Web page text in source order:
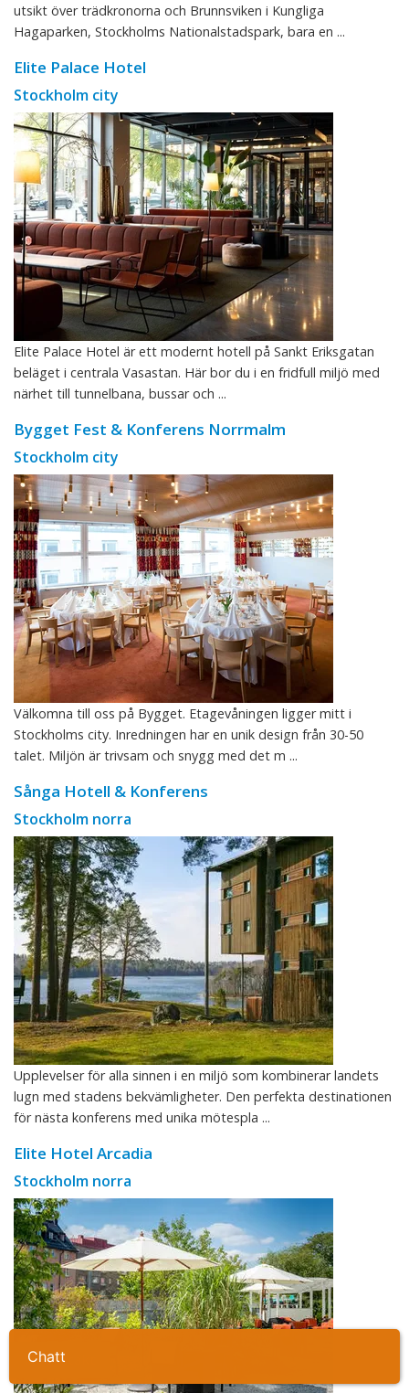
Ta kontakt
utsikt över trädkronorna och Brunnsviken i Kungliga
Hagaparken, Stockholms Nationalstadspark, bara en ...
Elite Palace Hotel
Stockholm city
Elite Palace Hotel är ett modernt hotell på Sankt Eriksgatan
beläget i centrala Vasastan. Här bor du i en fridfull miljö med
närhet till tunnelbana, bussar och ...
Bygget Fest & Konferens Norrmalm
Stockholm city
Välkomna till oss på Bygget. Etagevåningen ligger mitt i
Stockholms city. Inredningen har en unik design från 30-50
talet. Miljön är trivsam och snygg med det m ...
Sånga Hotell & Konferens
Stockholm norra
Upplevelser för alla sinnen i en miljö som kombinerar landets
lugn med stadens bekvämligheter. Den perfekta destinationen
för nästa konferens med unika mötespla ...
Elite Hotel Arcadia
Stockholm norra